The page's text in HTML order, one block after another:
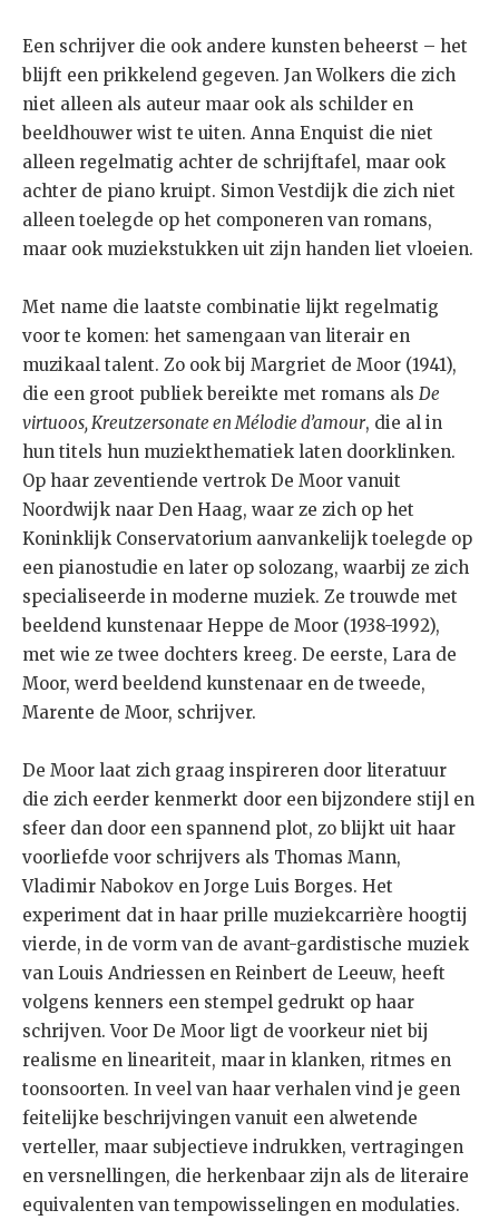
Een schrijver die ook andere kunsten beheerst – het
blijft een prikkelend gegeven. Jan Wolkers die zich
niet alleen als auteur maar ook als schilder en
beeldhouwer wist te uiten. Anna Enquist die niet
alleen regelmatig achter de schrijftafel, maar ook
achter de piano kruipt. Simon Vestdijk die zich niet
alleen toelegde op het componeren van romans,
maar ook muziekstukken uit zijn handen liet vloeien.
Met name die laatste combinatie lijkt regelmatig
voor te komen: het samengaan van literair en
muzikaal talent. Zo ook bij Margriet de Moor (1941),
die een groot publiek bereikte met romans als De
virtuoos, Kreutzersonate en Mélodie d’amour, die al in
hun titels hun muziekthematiek laten doorklinken.
Op haar zeventiende vertrok De Moor vanuit
Noordwijk naar Den Haag, waar ze zich op het
Koninklijk Conservatorium aanvankelijk toelegde op
een pianostudie en later op solozang, waarbij ze zich
specialiseerde in moderne muziek. Ze trouwde met
beeldend kunstenaar Heppe de Moor (1938-1992),
met wie ze twee dochters kreeg. De eerste, Lara de
Moor, werd beeldend kunstenaar en de tweede,
Marente de Moor, schrijver.
De Moor laat zich graag inspireren door literatuur
die zich eerder kenmerkt door een bijzondere stijl en
sfeer dan door een spannend plot, zo blijkt uit haar
voorliefde voor schrijvers als Thomas Mann,
Vladimir Nabokov en Jorge Luis Borges. Het
experiment dat in haar prille muziekcarrière hoogtij
vierde, in de vorm van de avant-gardistische muziek
van Louis Andriessen en Reinbert de Leeuw, heeft
volgens kenners een stempel gedrukt op haar
schrijven. Voor De Moor ligt de voorkeur niet bij
realisme en lineariteit, maar in klanken, ritmes en
toonsoorten. In veel van haar verhalen vind je geen
feitelijke beschrijvingen vanuit een alwetende
verteller, maar subjectieve indrukken, vertragingen
en versnellingen, die herkenbaar zijn als de literaire
equivalenten van tempowisselingen en modulaties.